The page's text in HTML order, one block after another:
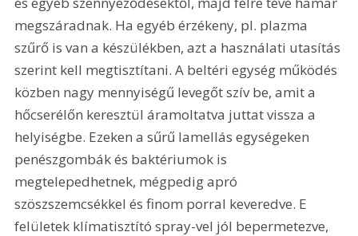
megszáradnak. Ha egyéb érzékeny, pl. plazma
szűrő is van a készülékben, azt a használati utasítás
szerint kell megtisztítani. A beltéri egység működés
közben nagy mennyiségű levegőt szív be, amit a
hőcserélőn keresztül áramoltatva juttat vissza a
helyiségbe. Ezeken a sűrű lamellás egységeken
penészgombák és baktériumok is
megtelepedhetnek, mégpedig apró
szöszszemcsékkel és finom porral keveredve. E
felületek klímatisztító spray-vel jól bepermetezve,